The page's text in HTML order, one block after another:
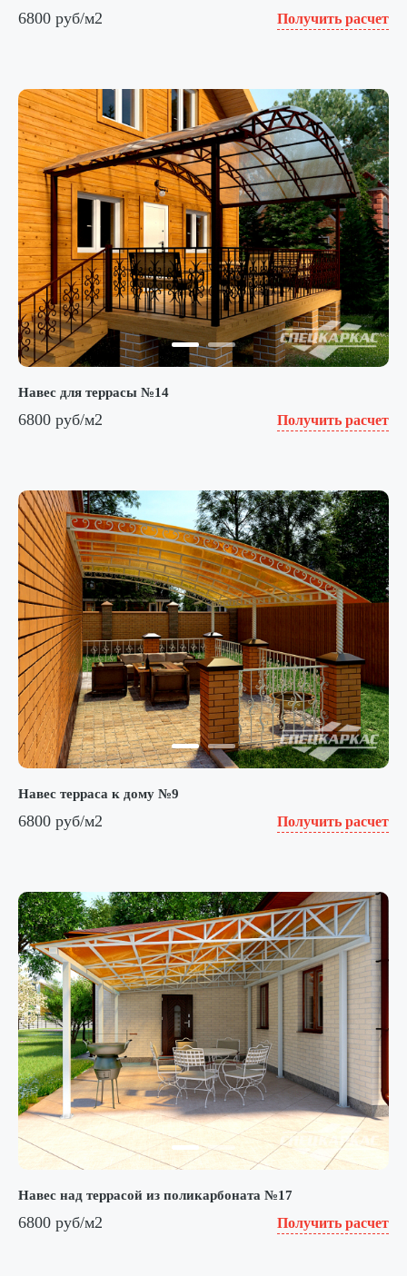
6800 руб/м2 Получить расчет
Навес для террасы №14
6800 руб/м2 Получить расчет
Навес терраса к дому №9
6800 руб/м2 Получить расчет
Навес над террасой из поликарбоната №17
6800 руб/м2 Получить расчет